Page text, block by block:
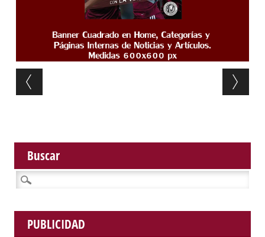
Post navigation
Buscar
Buscar:
PUBLICIDAD